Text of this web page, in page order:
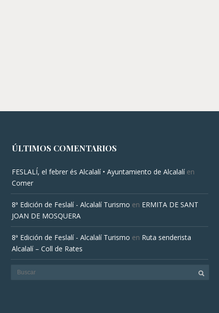
ÚLTIMOS COMENTARIOS
FESLALÍ, el febrer és Alcalalí • Ayuntamiento de Alcalalíen
Comer
8ª Edición de Feslalí - Alcalalí Turismo en ERMITA DE SANT
JOAN DE MOSQUERA
8ª Edición de Feslalí - Alcalalí Turismo en Ruta senderista
Alcalalí – Coll de Rates